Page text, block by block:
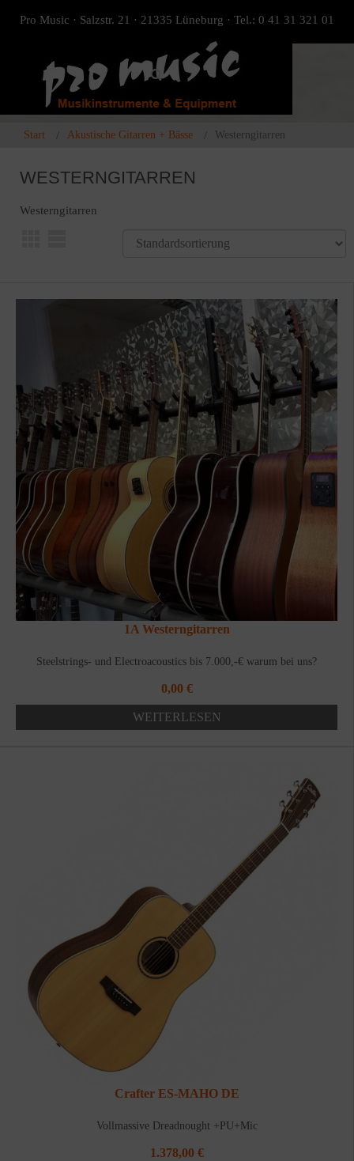
Pro Music · Salzstr. 21 · 21335 Lüneburg · Tel.: 0 41 31 321 01
Start Akustische Gitarren + Bässe Westerngitarren
WESTERNGITARREN
Westerngitarren
1A Westerngitarren
Steelstrings- und Electroacoustics bis 7.000,-€ warum bei uns?
0,00 €
WEITERLESEN
Crafter ES-MAHO DE
Vollmassive Dreadnought +PU+Mic
1.378,00 €